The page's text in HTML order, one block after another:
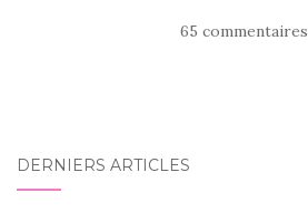
65 commentaires
DERNIERS ARTICLES